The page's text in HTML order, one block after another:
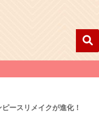
ースリメイクが進化！